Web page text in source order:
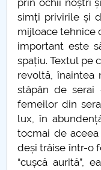
Admitere UPIT
Metode
Atestarea
Constantin cel
După două
ŞI ACUM
prin ochii noștri
simți privirile și
mijloace tehnice
important este
spațiu. Textul pe
revoltă, înaintea
stăpân de serai
femeilor din
lux, în
tocmai de
deși trăise într-o
“cușcă aurită”,